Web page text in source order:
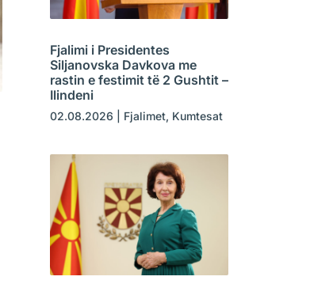
Fjalimi i Presidentes
Siljanovska Davkova me
rastin e festimit të 2 Gushtit –
Ilindeni
02.08.2026 Fjalimet, Kumtesat